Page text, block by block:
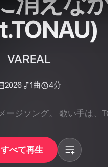
2026 曲 4分
すべて再生